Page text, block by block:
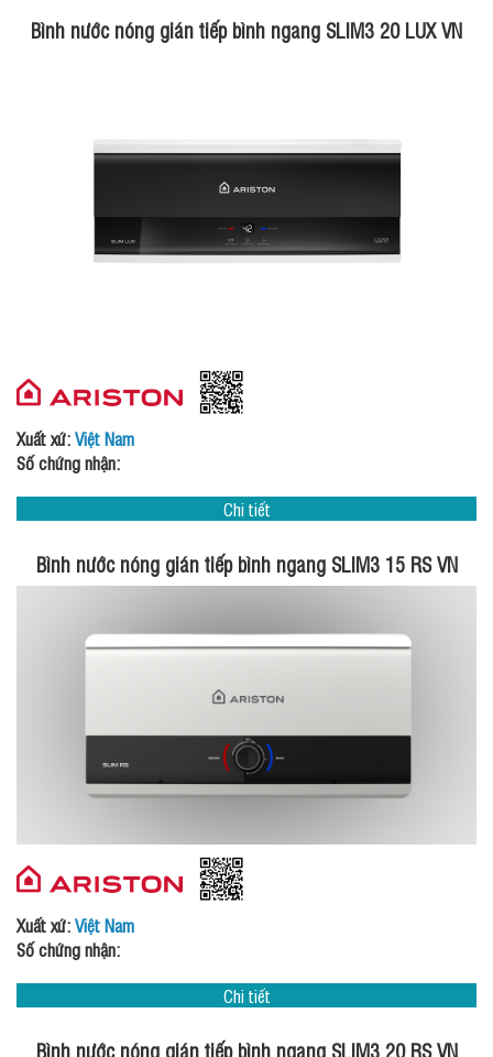
Bình nước nóng gián tiếp bình ngang SLIM3 20 LUX VN
Xuất xứ:Việt Nam
Số chứng nhận:
Chi tiết
Bình nước nóng gián tiếp bình ngang SLIM3 15 RS VN
Xuất xứ:Việt Nam
Số chứng nhận:
Chi tiết
Bình nước nóng gián tiếp bình ngang SLIM3 20 RS VN